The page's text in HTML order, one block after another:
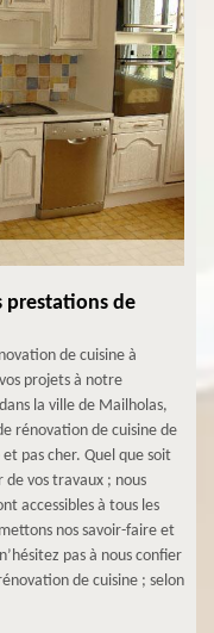
prestations de
de cuisine à
projets à notre
la ville de Mailholas,
rénovation de cuisine de
pas cher. Quel que soit
de vos travaux ; nous
accessibles à tous les
nos savoir-faire et
pas à nous confier
de cuisine ; selon